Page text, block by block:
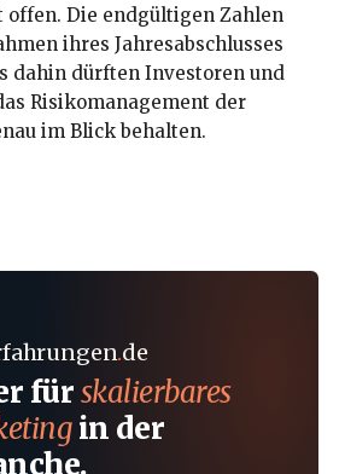
Die endgültigen Zahlen
ihres Jahresabschlusses
dahin dürften Investoren und
Risikomanagement der
im Blick behalten.
.de
fürskalierbares
in der